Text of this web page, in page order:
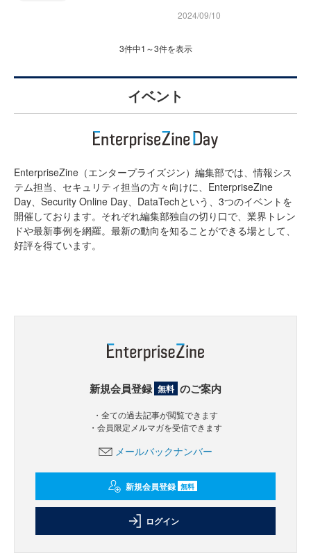
2024/09/10
3件中1～3件を表示
イベント
EnterpriseZine（エンタープライズジン）編集部では、情報シス
テム担当、セキュリティ担当の方々向けに、EnterpriseZine
Day、Security Online Day、DataTechという、3つのイベントを
開催しております。それぞれ編集部独自の切り口で、業界トレン
ドや最新事例を網羅。最新の動向を知ることができる場として、
好評を得ています。
新規会員登録 無料 のご案内
・全ての過去記事が閲覧できます
・会員限定メルマガを受信できます
メールバックナンバー
新規会員登録 無料
ログイン